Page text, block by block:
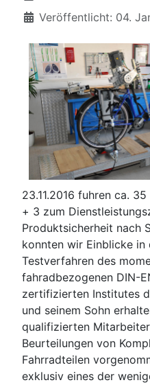
Veröffentlicht: 04.
23.11.2016 fuhren ca.
+ 3 zum
Produktsicherheit nach
konnten wir Einblicke
Testverfahren des
fahradbezogenen DIN-
zertifizierten Institutes
und seinem Sohn
qualifizierten
Beurteilungen von
Fahrradteilen
exklusiv eines der